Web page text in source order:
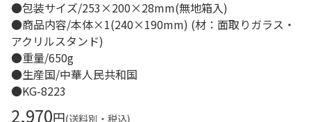
●包装サイズ/253×200×28mm(無地箱入)
●商品内容/本体×1(240×190mm) (材：面取りガラス・
アクリルスタンド)
●重量/650g
●生産国/中華人民共和国
●KG-8223
2,970円(送料別・税込)